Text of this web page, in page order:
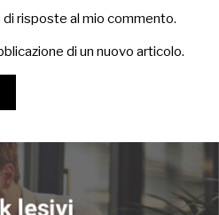
risposte al mio commento.
di un nuovo articolo.